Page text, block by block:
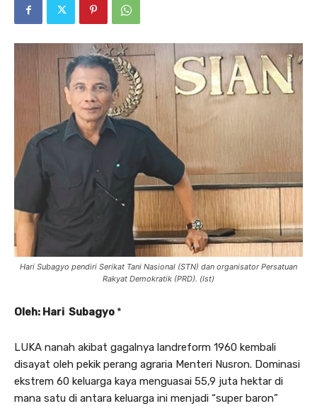
Hari Subagyo pendiri Serikat Tani Nasional (STN) dan organisator Persatuan
Rakyat Demokratik (PRD). (Ist)
Oleh: Hari Subagyo *
LUKA nanah akibat gagalnya landreform 1960 kembali
disayat oleh pekik perang agraria Menteri Nusron. Dominasi
ekstrem 60 keluarga kaya menguasai 55,9 juta hektar di
mana satu di antara keluarga ini menjadi “super baron”